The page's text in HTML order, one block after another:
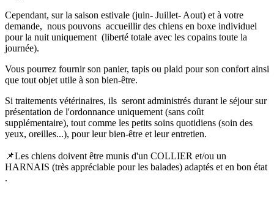
Cependant, sur la saison estivale (juin- Juillet- Aout) et à votre
demande, nous pouvons accueillir des chiens en boxe individuel
pour la nuit uniquement (liberté totale avec les copains toute la
journée).
Vous pourrez fournir son panier, tapis ou plaid pour son confort ainsi
que tout objet utile à son bien-être.
Si traitements vétérinaires, ils seront administrés durant le séjour sur
présentation de l'ordonnance uniquement (sans coût
supplémentaire), tout comme les petits soins quotidiens (soin des
yeux, oreilles...), pour leur bien-être et leur entretien.
📌Les chiens doivent être munis d'un COLLIER et/ou un
HARNAIS (très appréciable pour les balades) adaptés et en bon état
.